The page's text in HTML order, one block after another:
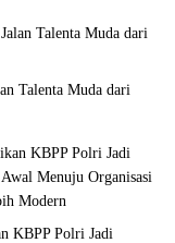
Talenta Muda dari
KBPP Polri Jadi